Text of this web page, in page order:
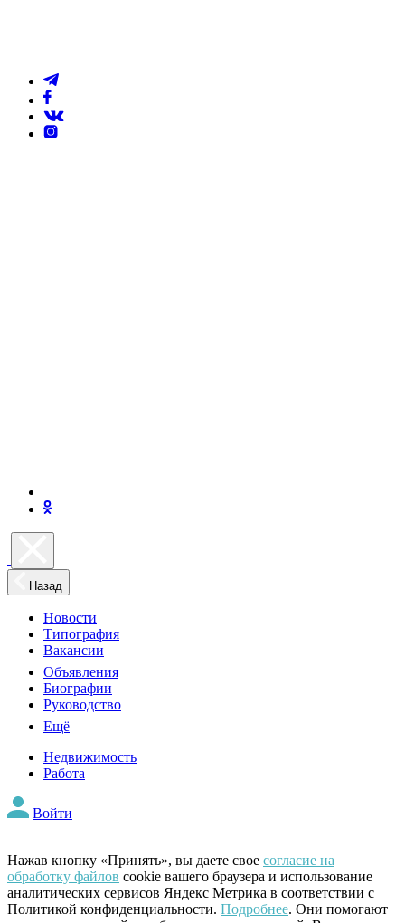
Назад
Новости
Типография
Вакансии
Объявления
Биографии
Руководство
Ещё
Недвижимость
Работа
Войти
Нажав кнопку «Принять», вы даете свое согласие на
обработку файлов cookie вашего браузера и использование
аналитических сервисов Яндекс Метрика в соответствии с
Политикой конфиденциальности. Подробнее. Они помогают